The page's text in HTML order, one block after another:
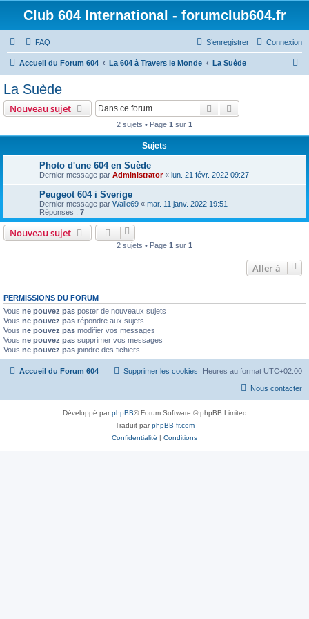
Club 604 International - forumclub604.fr
FAQ Connexion
S’enregistrer
Accueil du Forum 604 La 604 à Travers le Monde La Suède
La Suède
Nouveau sujet Rechercher
2 sujets • Page 1 sur 1
Sujets
Photo d'une 604 en Suède
Dernier message par Administrator« lun. 21 févr. 2022 09:27
Peugeot 604 i Sverige
Dernier message par Walle69 « mar. 11 janv. 2022 19:51
Réponses : 7
Nouveau sujet
2 sujets • Page 1 sur 1
Aller à
PERMISSIONS DU FORUM
Vous ne pouvez pas poster de nouveaux sujets
Vous ne pouvez pas répondre aux sujets
Vous ne pouvez pas modifier vos messages
Vous ne pouvez pas supprimer vos messages
Vous ne pouvez pas joindre des fichiers
Accueil du Forum 604 Heures au format UTC+02:00
Supprimer les cookies
Nous contacter
Développé parphpBB® Forum Software © phpBB Limited
Traduit parphpBB-fr.com
Confidentialité | Conditions